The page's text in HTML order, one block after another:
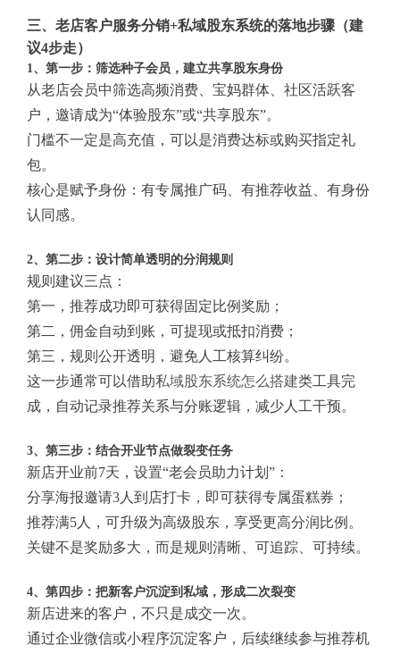
三、老店客户服务分销+私域股东系统的落地步骤（建
议4步走）
1、第一步：筛选种子会员，建立共享股东身份
从老店会员中筛选高频消费、宝妈群体、社区活跃客
户，邀请成为“体验股东”或“共享股东”。
门槛不一定是高充值，可以是消费达标或购买指定礼
包。
核心是赋予身份：有专属推广码、有推荐收益、有身份
认同感。
2、第二步：设计简单透明的分润规则
规则建议三点：
第一，推荐成功即可获得固定比例奖励；
第二，佣金自动到账，可提现或抵扣消费；
第三，规则公开透明，避免人工核算纠纷。
这一步通常可以借助私域股东系统怎么搭建类工具完
成，自动记录推荐关系与分账逻辑，减少人工干预。
3、第三步：结合开业节点做裂变任务
新店开业前7天，设置“老会员助力计划”：
分享海报邀请3人到店打卡，即可获得专属蛋糕券；
推荐满5人，可升级为高级股东，享受更高分润比例。
关键不是奖励多大，而是规则清晰、可追踪、可持续。
4、第四步：把新客户沉淀到私域，形成二次裂变
新店进来的客户，不只是成交一次。
通过企业微信或小程序沉淀客户，后续继续参与推荐机